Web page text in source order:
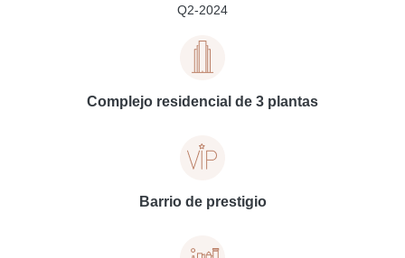
Q2-2024
Complejo residencial de 3 plantas
Barrio de prestigio